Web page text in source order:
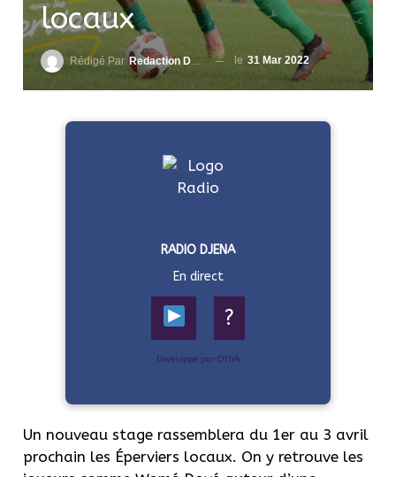
locaux
Rédigé Par Redaction DjenaSport le 31 Mar 2022
RADIO DJENA
En direct
?
Développé par OTIYA
Un nouveau stage rassemblera du 1er au 3 avril
prochain les Éperviers locaux. On y retrouve les